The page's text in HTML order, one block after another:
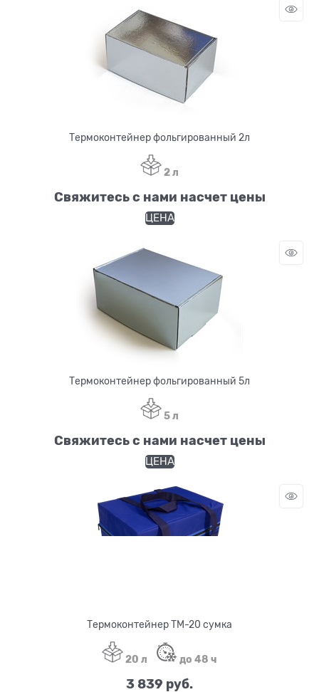
Термоконтейнер фольгированный 2л
2 л
Свяжитесь с нами насчет цены
ЦЕНА
Термоконтейнер фольгированный 5л
5 л
Свяжитесь с нами насчет цены
ЦЕНА
Термоконтейнер ТМ-20 сумка
20 л до 48 ч
3 839 руб.